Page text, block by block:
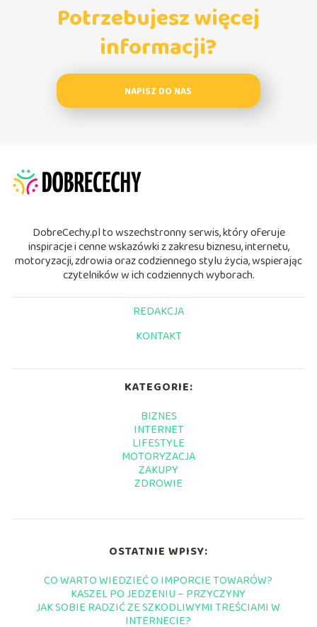
Potrzebujesz więcej
informacji?
NAPISZ DO NAS
DobreCechy.pl to wszechstronny serwis, który oferuje
inspiracje i cenne wskazówki z zakresu biznesu, internetu,
motoryzacji, zdrowia oraz codziennego stylu życia, wspierając
czytelników w ich codziennych wyborach.
REDAKCJA
KONTAKT
KATEGORIE:
BIZNES
INTERNET
LIFESTYLE
MOTORYZACJA
ZAKUPY
ZDROWIE
OSTATNIE WPISY:
CO WARTO WIEDZIEĆ O IMPORCIE TOWARÓW?
KASZEL PO JEDZENIU – PRZYCZYNY
JAK SOBIE RADZIĆ ZE SZKODLIWYMI TREŚCIAMI W
INTERNECIE?